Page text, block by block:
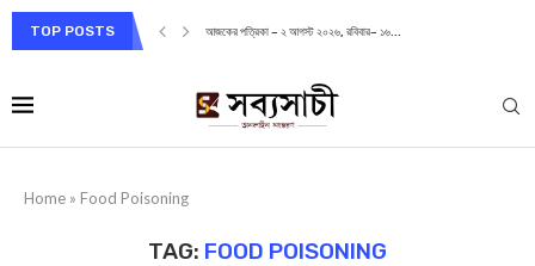
TOP POSTS আজকের পত্রিকা – ২ আগস্ট ২০২৬, রবিবার– ১৬...
Home » Food Poisoning
TAG: FOOD POISONING